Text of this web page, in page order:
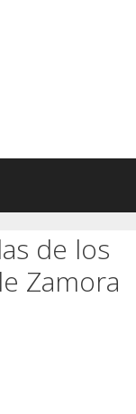
de los
Zamora